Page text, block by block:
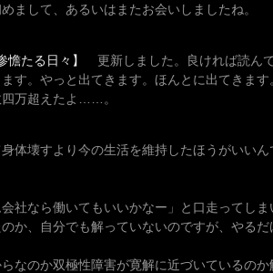
まして、あるいはまたお会いしましたね。
憺たる日々】
更新しました。良ければ読ん
す。やっと出てきます。ほんとに出てきま
万超えたよ……。
体壊すより今の生活を維持したほうがいい
社なら働いてもいいかなー」と口走ってしま
か、自分でも解っていないのですが、やる
なのか双極性障害が寛解に近づいているの